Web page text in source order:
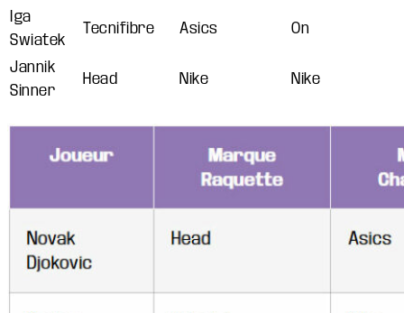
Iga
Swiatek
Tecnifibre Asics On
Jannik
Sinner
Head Nike Nike